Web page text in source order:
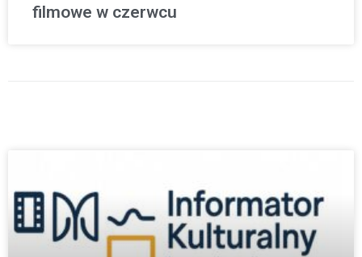
filmowe w czerwcu